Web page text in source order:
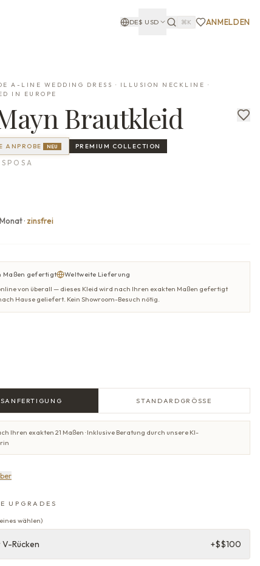
DE$ USD ⌘K ANMELDEN
A-LINE WEDDING DRESS · ILLUSION NECKLINE ·
IN EUROPE
Brautkleid
ANPROBE NEU PREMIUM COLLECTION
· zinsfrei
Maßen gefertigt
Weltweite Lieferung
von überall — dieses Kleid wird nach Ihren exakten Maßen gefertigt
Hause geliefert. Kein Showroom-Besuch nötig.
STANDARDGRÖSSE
Ihren exakten 21 Maßen · Inklusive Beratung durch unsere KI-
UPGRADES
eines wählen)
Rücken +$$100